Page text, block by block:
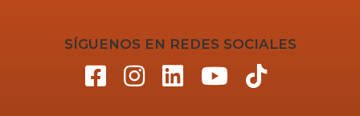
SÍGUENOS EN REDES SOCIALES